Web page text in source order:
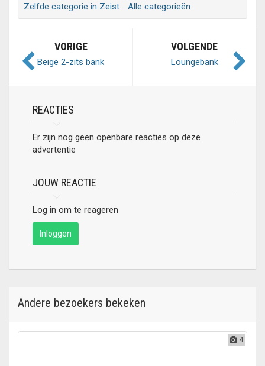
Zelfde categorie in Zeist
Alle categorieën
VORIGE
Beige 2-zits bank
VOLGENDE
Loungebank
REACTIES
Er zijn nog geen openbare reacties op deze
advertentie
JOUW REACTIE
Log in om te reageren
Inloggen
Andere bezoekers bekeken
4